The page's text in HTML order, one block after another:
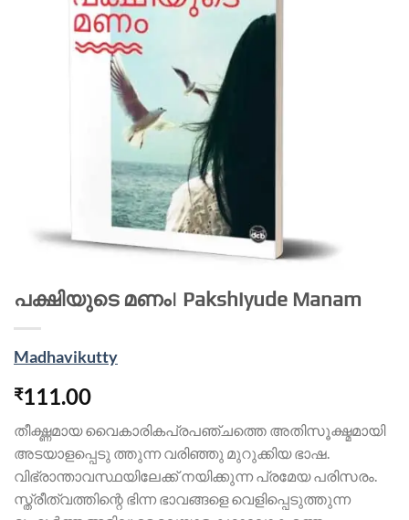
പക്ഷിയുടെ മണം| Pakshiyude Manam
Madhavikutty
₹111.00
തീക്ഷ്ണമായ വൈകാരികപ്രപഞ്ചത്തെ അതിസൂക്ഷ്മമായി
അടയാളപ്പെടു ത്തുന്ന വരിഞ്ഞു മുറുക്കിയ ഭാഷ.
വിഭ്രാന്താവസ്ഥയിലേക്ക് നയിക്കുന്ന പ്രമേയ പരിസരം.
സ്ത്രീത്വത്തിന്റെ ഭിന്ന ഭാവങ്ങളെ വെളിപ്പെടുത്തുന്ന